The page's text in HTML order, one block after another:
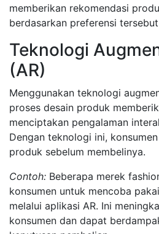
memberikan rekomendasi
berdasarkan preferensi
Teknologi
(AR)
Menggunakan teknologi
proses desain produk
menciptakan pengalaman
Dengan teknologi ini,
produk sebelum membelinya.
Contoh: Beberapa merek
konsumen untuk mencoba
melalui aplikasi AR. Ini
konsumen dan dapat